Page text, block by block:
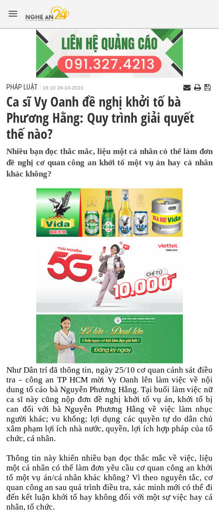
PHÁP LUẬT 16:10 26-10-2021
Ca sĩ Vy Oanh đề nghị khởi tố bà
Phương Hằng: Quy trình giải quyết
thế nào?
Nhiều bạn đọc thắc mắc, liệu một cá nhân có thể làm đơn
đề nghị cơ quan công an khởi tố một vụ án hay cá nhân
khác không?
Như Dân trí đã thông tin, ngày 25/10 cơ quan cảnh sát điều
tra - công an TP HCM mời Vy Oanh lên làm việc về nội
dung tố cáo bà Nguyễn Phương Hằng. Tại buổi làm việc nữ
ca sĩ này cũng nộp đơn đề nghị khởi tố vụ án, khởi tố bị
can đối với bà Nguyễn Phương Hằng về việc làm nhục
người khác; vu khống; lợi dụng các quyền tự do dân chủ
xâm phạm lợi ích nhà nước, quyền, lợi ích hợp pháp của tổ
chức, cá nhân.
Thông tin này khiến nhiều bạn đọc thắc mắc về việc, liệu
một cá nhân có thể làm đơn yêu cầu cơ quan công an khởi
tố một vụ án/cá nhân khác không? Vì theo nguyên tắc, cơ
quan công an sau quá trình điều tra, xác minh mới có thể đi
đến kết luận khởi tố hay không đối với một sự việc hay cá
nhân, tổ chức.